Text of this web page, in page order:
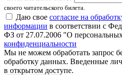
своего читательского билета.
Даю свое согласие на
информации в соответствии с
ФЗ от 27.07.2006 "О
конфиденциальности
Мы не можем обработать запрос
обработку данных. Введенные
в открытом доступе.